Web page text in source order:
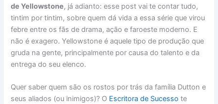
de Yellowstone, já adianto: esse post vai te contar tudo,
tintim por tintim, sobre quem dá vida a essa série que virou
febre entre os fãs de drama, ação e faroeste moderno. E
não é exagero. Yellowstone é aquele tipo de produção que
gruda na gente, principalmente por causa do talento e da
entrega do seu elenco.
Quer saber quem são os rostos por trás da família Dutton e
seus aliados (ou inimigos)? O Escritora de Sucesso te